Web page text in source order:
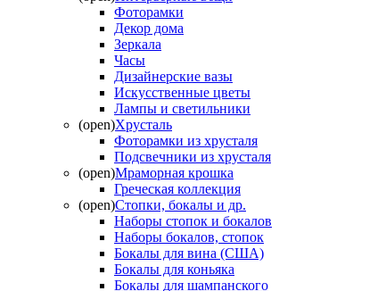
Фоторамки
Декор дома
Зеркала
Часы
Дизайнерские вазы
Искусственные цветы
Лампы и светильники
(open)Хрусталь
Фоторамки из хрусталя
Подсвечники из хрусталя
(open)Мраморная крошка
Греческая коллекция
(open)Стопки, бокалы и др.
Наборы стопок и бокалов
Наборы бокалов, стопок
Бокалы для вина (США)
Бокалы для коньяка
Бокалы для шампанского